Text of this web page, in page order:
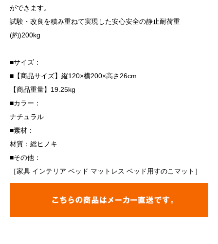
ができます。
試験・改良を積み重ねて実現した安心安全の静止耐荷重
(約)200kg
■サイズ：
■【商品サイズ】縦120×横200×高さ26cm
【商品重量】19.25kg
■カラー：
ナチュラル
■素材：
材質：総ヒノキ
■その他：
［家具 インテリア ベッド マットレス ベッド用すのこマット］